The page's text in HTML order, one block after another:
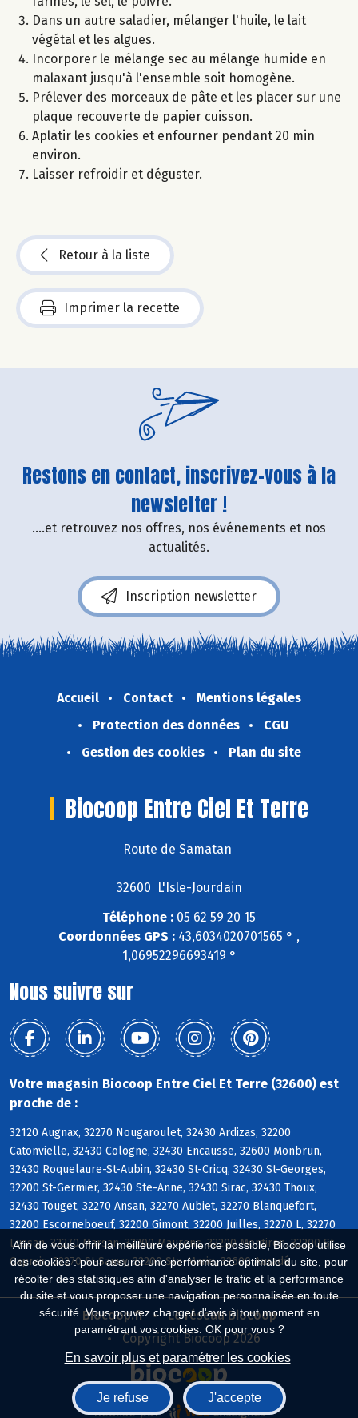
Afin de vous offrir la meilleure expérience possible, Biocoop utilise
des cookies : pour assurer une performance optimale du site, pour
récolter des statistiques afin d'analyser le trafic et la performance
du site et vous proposer une navigation personnalisée en toute
sécurité. Vous pouvez changer d'avis à tout moment en
paramétrant vos cookies. OK pour vous ?
En savoir plus et paramétrer les cookies
Je refuse J'accepte
Dans un autre saladier, mélanger l'huile, le lait
végétal et les algues.
Incorporer le mélange sec au mélange humide en
malaxant jusqu'à l'ensemble soit homogène.
Prélever des morceaux de pâte et les placer sur une
plaque recouverte de papier cuisson.
Aplatir les cookies et enfourner pendant 20 min
environ.
Laisser refroidir et déguster.
Retour à la liste
Imprimer la recette
Restons en contact, inscrivez-vous à la
newsletter !
....et retrouvez nos offres, nos événements et nos
actualités.
Inscription newsletter
Accueil Contact
Mentions légales
Protection des données
CGU
Gestion des cookies
Plan du site
Biocoop Entre Ciel Et Terre
Route de Samatan
32600 L'Isle-Jourdain
Téléphone : 05 62 59 20 15
Coordonnées GPS : 43,6034020701565 ° ,
1,06952296693419 °
Nous suivre sur
Votre magasin Biocoop Entre Ciel Et Terre (32600) est
proche de :
32120 Augnax, 32270 Nougaroulet, 32430 Ardizas, 32200
Catonvielle, 32430 Cologne, 32430 Encausse, 32600 Monbrun,
32430 Roquelaure-St-Aubin, 32430 St-Cricq, 32430 St-Georges,
32200 St-Germier, 32430 Ste-Anne, 32430 Sirac, 32430 Thoux,
32430 Touget, 32270 Ansan, 32270 Aubiet, 32270 Blanquefort,
32200 Escorneboeuf, 32200 Gimont, 32200 Juilles, 32270 L, 32270
Lussan, 32270 Marsan, 32200 Maurens, 32200 Montiron, 32200 St-
Caprais, 32270 St-Sauvy, 32200 Ste-Marie, 32600 Auradé
Biocoop.fr
Le réseau Biocoop
Copyright Biocoop 2026
Réalisé par